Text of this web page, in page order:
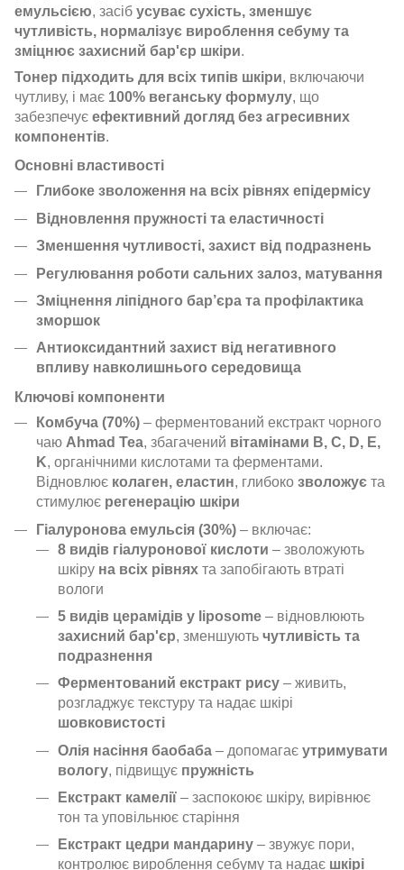
емульсією, засіб усуває сухість, зменшує
чутливість, нормалізує вироблення себуму та
зміцнює захисний бар'єр шкіри.
Тонер підходить для всіх типів шкіри, включаючи
чутливу, і має 100% веганську формулу, що
забезпечує ефективний догляд без агресивних
компонентів.
Основні властивості
Глибоке зволоження на всіх рівнях епідермісу
Відновлення пружності та еластичності
Зменшення чутливості, захист від подразнень
Регулювання роботи сальних залоз, матування
Зміцнення ліпідного бар’єра та профілактика
зморшок
Антиоксидантний захист від негативного
впливу навколишнього середовища
Ключові компоненти
Комбуча (70%) – ферментований екстракт чорного
чаю Ahmad Tea, збагачений вітамінами B, C, D, E,
K, органічними кислотами та ферментами.
Відновлює колаген, еластин, глибоко зволожує та
стимулює регенерацію шкіри
Гіалуронова емульсія (30%) – включає:
8 видів гіалуронової кислоти – зволожують
шкіру на всіх рівнях та запобігають втраті
вологи
5 видів церамідів у liposome – відновлюють
захисний бар'єр, зменшують чутливість та
подразнення
Ферментований екстракт рису – живить,
розгладжує текстуру та надає шкірі
шовковистості
Олія насіння баобаба – допомагає утримувати
вологу, підвищує пружність
Екстракт камелії – заспокоює шкіру, вирівнює
тон та уповільнює старіння
Екстракт цедри мандарину – звужує пори,
контролює вироблення себуму та надає шкірі